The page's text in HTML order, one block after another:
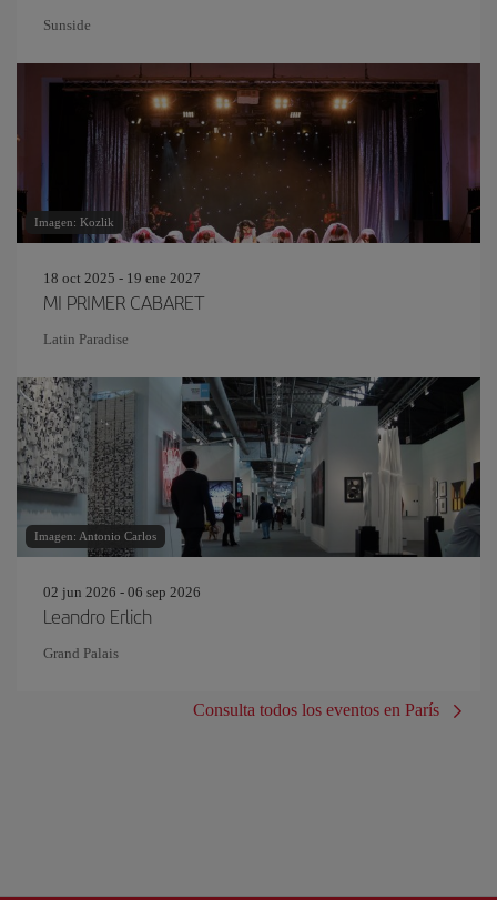
Sunside
Imagen: Kozlik
18 oct 2025 - 19 ene 2027
MI PRIMER CABARET
Latin Paradise
Imagen: Antonio Carlos
02 jun 2026 - 06 sep 2026
Leandro Erlich
Grand Palais
Consulta todos los eventos en París